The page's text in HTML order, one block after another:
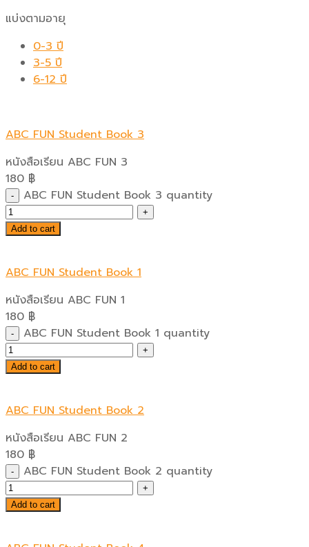
แบ่งตามอายุ
0-3 ปี
3-5 ปี
6-12 ปี
ABC FUN Student Book 3
หนังสือเรียน ABC FUN 3
180 ฿
ABC FUN Student Book 3 quantity
Add to cart
ABC FUN Student Book 1
หนังสือเรียน ABC FUN 1
180 ฿
ABC FUN Student Book 1 quantity
Add to cart
ABC FUN Student Book 2
หนังสือเรียน ABC FUN 2
180 ฿
ABC FUN Student Book 2 quantity
Add to cart